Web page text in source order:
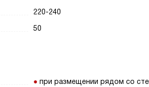
220-240
50
при размещении рядом со